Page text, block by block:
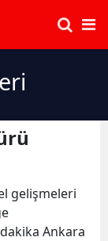
gelişmeleri
Ankara